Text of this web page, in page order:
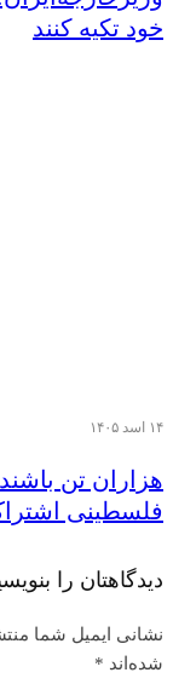
خود تکیه کنند
۱۴ اسد ۱۴۰۵
فلسطینی
دیدگاهتان را
نشانی ایمیل شما
شده‌اند *